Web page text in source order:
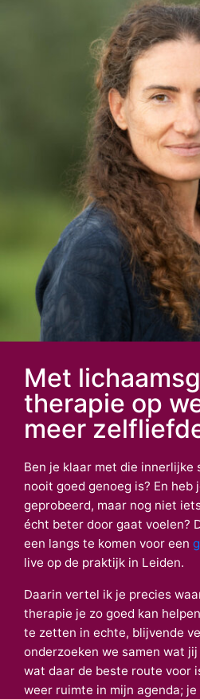
Met
therapie op
meer
Ben je klaar met die innerlijke
nooit goed genoeg is? En heb
geprobeerd, maar nog niet
écht beter door gaat voelen?
een langs te komen voor een
live op de praktijk in Leiden.
Daarin vertel ik je precies
therapie je zo goed kan
te zetten in echte, blijvende
onderzoeken we samen wat
wat daar de beste route voor
weer ruimte in mijn agenda;